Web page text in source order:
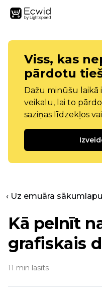
Viss, kas
pārdotu
Dažu minūšu laikā
veikalu, lai to
saziņas līdzekļos
‹ Uz emuāra sākumlapu
Kā pelnīt
grafiskais
11 min lasīts